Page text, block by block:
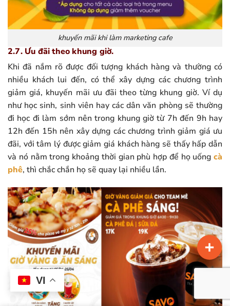
khuyến mãi khi làm marketing cafe
2.7. Ưu đãi theo khung giờ.
Khi đã nắm rõ được đối tượng khách hàng và thường có
nhiều khách lui đến, có thể xây dựng các chương trình
giảm giá, khuyến mãi ưu đãi theo từng khung giờ. Ví dụ
như học sinh, sinh viên hay các dân văn phòng sẽ thường
đi học đi làm sớm nên trong khung giờ từ 7h đến 9h hay
12h đến 15h nên xây dựng các chương trình giảm giá ưu
đãi, với tâm lý được giảm giá khách hàng sẽ thấy hấp dẫn
và nó nằm trong khoảng thời gian phù hợp để họ uống cà
phê, thì chắc chắn họ sẽ quay lại nhiều lần.
VI